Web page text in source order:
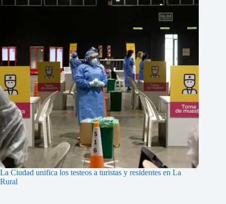
La Ciudad unifica los testeos a turistas y residentes en La
Rural